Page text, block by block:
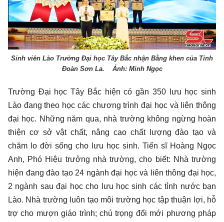
Sinh viên Lào Trường Đại học Tây Bắc nhận Bằng khen của Tỉnh
Đoàn Sơn La. Ảnh: Minh Ngọc
Trường Đại học Tây Bắc hiện có gần 350 lưu học sinh
Lào đang theo học các chương trình đại học và liên thông
đại học. Những năm qua, nhà trường không ngừng hoàn
thiện cơ sở vật chất, nâng cao chất lượng đào tạo và
chăm lo đời sống cho lưu học sinh. Tiến sĩ Hoàng Ngọc
Anh, Phó Hiệu trưởng nhà trường, cho biết: Nhà trường
hiện đang đào tạo 24 ngành đại học và liên thông đại học,
2 ngành sau đại học cho lưu học sinh các tỉnh nước bạn
Lào. Nhà trường luôn tạo môi trường học tập thuận lợi, hỗ
trợ cho mượn giáo trình; chú trọng đổi mới phương pháp